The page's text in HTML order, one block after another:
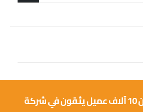
انضم إلى أكثر من 10 آلاف عميل يثقون في شركة